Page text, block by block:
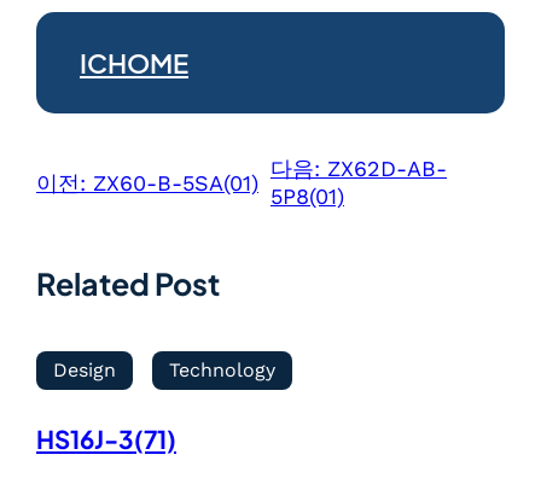
ICHOME
이전: ZX60-B-5SA(01)
다음: ZX62D-AB-
5P8(01)
Related Post
Design Technology
HS16J-3(71)